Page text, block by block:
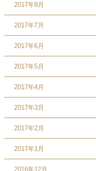
2017年8月
2017年7月
2017年6月
2017年5月
2017年4月
2017年3月
2017年2月
2017年1月
2016年12月